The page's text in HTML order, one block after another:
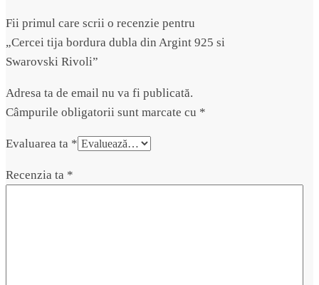
Fii primul care scrii o recenzie pentru
„Cercei tija bordura dubla din Argint 925 si
Swarovski Rivoli”
Adresa ta de email nu va fi publicată.
Câmpurile obligatorii sunt marcate cu *
Evaluarea ta *
Recenzia ta *